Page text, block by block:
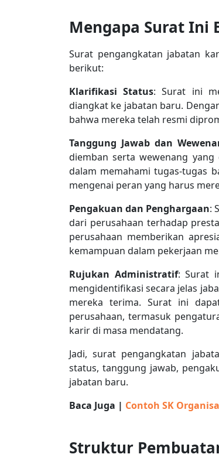
Mengapa Surat Ini
Surat pengangkatan jabatan
berikut:
Klarifikasi Status: Surat ini
diangkat ke jabatan baru.
bahwa mereka telah resmi
Tanggung Jawab dan
diemban serta wewenang
dalam memahami tugas-tugas
mengenai peran yang harus
Pengakuan dan Penghargaan:
dari perusahaan terhadap
perusahaan memberikan
kemampuan dalam pekerjaan
Rujukan Administratif: Surat
mengidentifikasi secara jelas
mereka terima. Surat ini
perusahaan, termasuk
karir di masa mendatang.
Jadi, surat pengangkatan
status, tanggung jawab,
jabatan baru.
Baca Juga | Contoh SK
Struktur